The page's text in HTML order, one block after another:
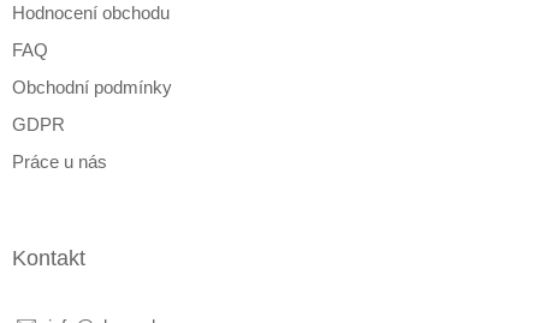
Hodnocení obchodu
FAQ
Obchodní podmínky
GDPR
Práce u nás
Kontakt